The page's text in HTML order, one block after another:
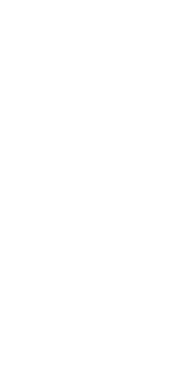
Nite (Remix)